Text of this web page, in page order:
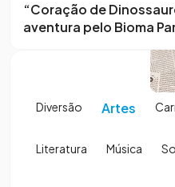
“Coração de
aventura pelo Bioma
Diversão Artes
Literatura Música